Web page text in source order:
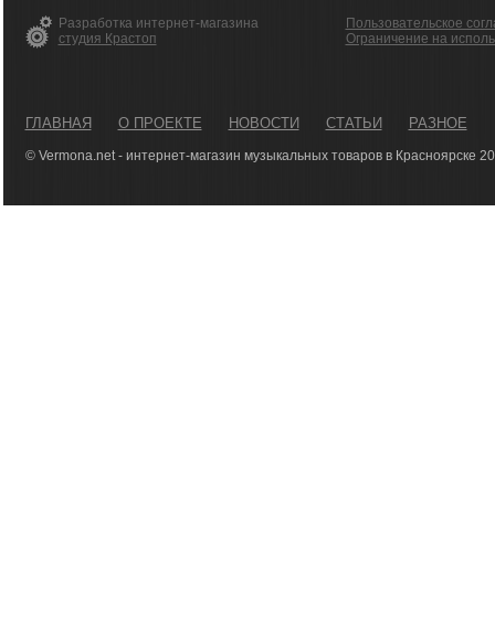
Разработка интернет-магазина
студия Крастоп
Пользовательское
Ограничение на
ГЛАВНАЯ О ПРОЕКТЕ НОВОСТИ СТАТЬИ РАЗНОЕ
© Vermona.net - интернет-магазин музыкальных товаров в Красноярске